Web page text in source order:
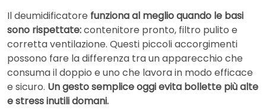
Il deumidificatore funziona al meglio quando le basi
sono rispettate:contenitore pronto, filtro pulito e
corretta ventilazione. Questi piccoli accorgimenti
possono fare la differenza tra un apparecchio che
consuma il doppio e uno che lavora in modo efficace
e sicuro. Un gesto semplice oggi evita bollette più alte
e stress inutili domani.